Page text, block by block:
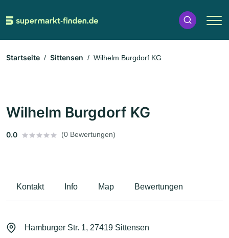
Startseite Sittensen Wilhelm Burgdorf KG
Wilhelm Burgdorf KG
0.0 (0 Bewertungen)
Kontakt Info Map Bewertungen
Hamburger Str. 1, 27419 Sittensen